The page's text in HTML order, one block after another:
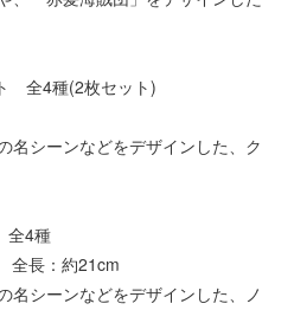
全4種(2枚セット)
名シーンなどをデザインした、ク
全4種
長：約21cm
名シーンなどをデザインした、ノ